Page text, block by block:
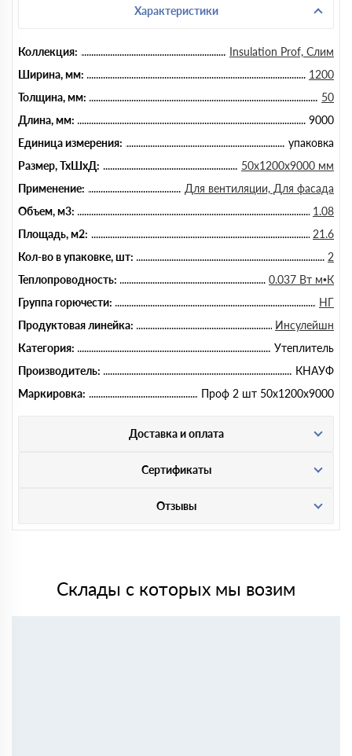
Характеристики
Коллекция:
Insulation Prof, Слим
Ширина, мм:
1200
Толщина, мм:
50
Длина, мм:
9000
Единица измерения:
упаковка
Размер, ТхШхД:
50х1200х9000 мм
Применение:
Для вентиляции, Для фасада
Объем, м3:
1.08
Площадь, м2:
21.6
Кол-во в упаковке, шт:
2
Теплопроводность:
0.037 Вт м•К
Группа горючести:
НГ
Продуктовая линейка:
Инсулейшн
Категория:
Утеплитель
Производитель:
КНАУФ
Маркировка:
Проф 2 шт 50х1200х9000
Доставка и оплата
Сертификаты
Отзывы
Склады с которых мы возим